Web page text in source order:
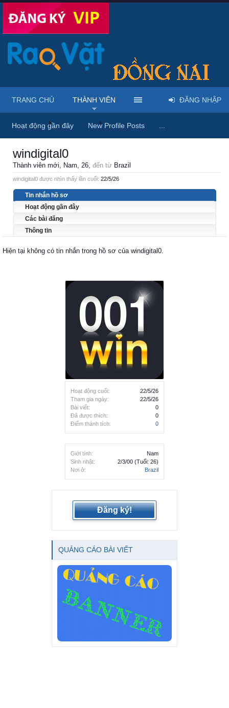
Trang chủ Thành viên windigital0
Hoạt động cuối:
22/5/26
Tham gia ngày:
22/5/26
Bài viết:
0
Đã được thích:
0
Điểm thành tích:
0
Giới tính:
Nam
Sinh nhật:
2/3/00 (Tuổi: 26)
Nơi ở:
Brazil
windigital0
Thành viên mới, Nam, 26, đến từ Brazil
windigital0 được nhìn thấy lần cuối: 22/5/26
Tin nhắn hồ sơ
Hoạt động gần đây
Các bài đăng
Thông tin
Hiện tại không có tin nhắn trong hồ sơ của windigital0.
Đăng ký!
QUẢNG CÁO BÀI VIẾT
TRANG CHỦ THÀNH VIÊN
Hoạt động gần đây New Profile Posts
ĐĂNG NHẬP